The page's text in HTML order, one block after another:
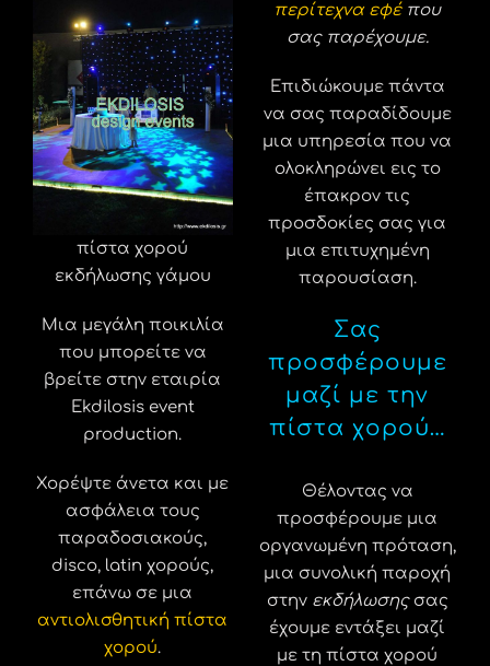
πίστα χορού
εκδήλωσης γάμου
Μια μεγάλη ποικιλία
που μπορείτε να
βρείτε στην εταιρία
Ekdilosis event
production.
Χορέψτε άνετα και με
ασφάλεια τους
παραδοσιακούς,
disco, latin χορούς,
επάνω σε μια
αντιολισθητική πίστα
χορού.
περίτεχνα εφέπου
σας παρέχουμε.
Επιδιώκουμε πάντα
να σας παραδίδουμε
μια υπηρεσία που να
ολοκληρώνει εις το
έπακρον τις
προσδοκίες σας για
μια επιτυχημένη
παρουσίαση.
Σας
προσφέρουμε
μαζί με την
πίστα χορού…
Θέλοντας να
προσφέρουμε μια
οργανωμένη πρόταση,
μια συνολική παροχή
στηνεκδήλωσηςσας
έχουμε εντάξει μαζί
με τη πίστα χορού